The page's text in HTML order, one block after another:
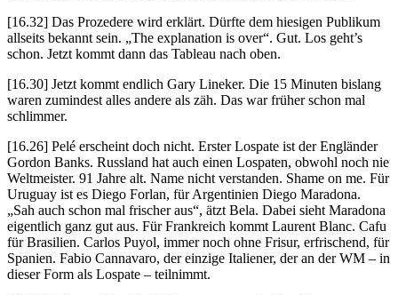
[16.32] Das Prozedere wird erklärt. Dürfte dem hiesigen Publikum
allseits bekannt sein. „The explanation is over“. Gut. Los geht’s
schon. Jetzt kommt dann das Tableau nach oben.
[16.30] Jetzt kommt endlich Gary Lineker. Die 15 Minuten bislang
waren zumindest alles andere als zäh. Das war früher schon mal
schlimmer.
[16.26] Pelé erscheint doch nicht. Erster Lospate ist der Engländer
Gordon Banks. Russland hat auch einen Lospaten, obwohl noch nie
Weltmeister. 91 Jahre alt. Name nicht verstanden. Shame on me. Für
Uruguay ist es Diego Forlan, für Argentinien Diego Maradona.
„Sah auch schon mal frischer aus“, ätzt Bela. Dabei sieht Maradona
eigentlich ganz gut aus. Für Frankreich kommt Laurent Blanc. Cafu
für Brasilien. Carlos Puyol, immer noch ohne Frisur, erfrischend, für
Spanien. Fabio Cannavaro, der einzige Italiener, der an der WM – in
dieser Form als Lospate – teilnimmt.